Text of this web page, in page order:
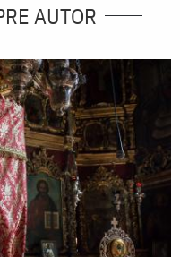
AUTOR